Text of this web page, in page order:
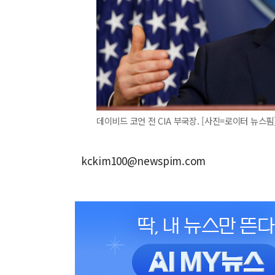
데이비드 코언 전 CIA 부국장. [사진=로이터 뉴스
kckim100@newspim.com